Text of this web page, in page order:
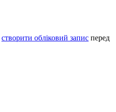
створити обліковий запис перед